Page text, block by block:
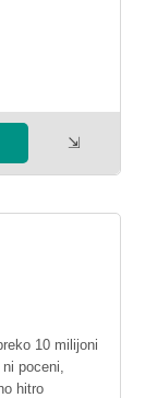
⇲
10 milijoni
poceni,
hitro